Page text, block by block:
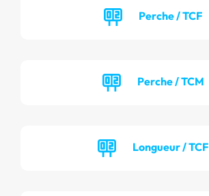
Perche / TCF
Perche / TCM
Longueur / TCF